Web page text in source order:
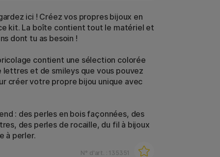
ici ! Créez vos propres bijoux en
kit. La boîte contient tout le matériel et
dont tu as besoin !
contient une sélection colorée
lettres et de smileys que vous pouvez
créer votre propre bijou unique avec
: des perles en bois façonnées, des
des perles de rocaille, du fil à bijoux
à perler.
N° d'art. : 135351